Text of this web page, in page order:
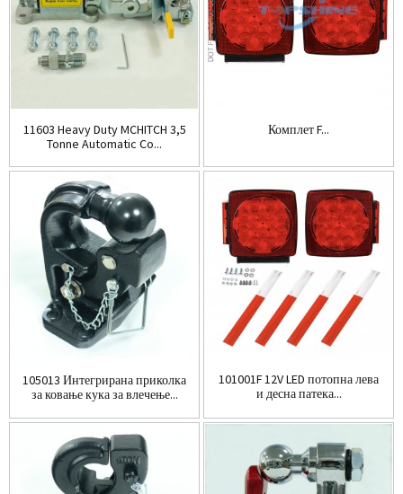
11603 Heavy Duty MCHITCH 3,5
Tonne Automatic Co...
Комплет F...
105013 Интегрирана приколка
за ковање кука за влечење...
101001F 12V LED потопна лева
и десна патека...